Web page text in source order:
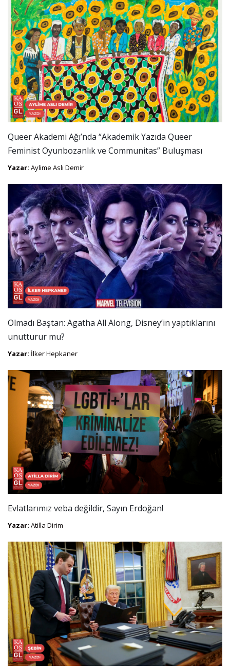
Queer Akademi Ağı’nda “Akademik Yazıda Queer
Feminist Oyunbozanlık ve Communitas” Buluşması
Yazar: Aylime Aslı Demir
Olmadı Baştan: Agatha All Along, Disney’in yaptıklarını
unutturur mu?
Yazar: İlker Hepkaner
Evlatlarımız veba değildir, Sayın Erdoğan!
Yazar: Atilla Dirim